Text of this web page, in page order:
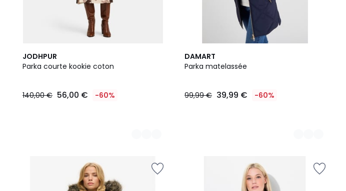
JODHPUR
Parka courte kookie coton
140,00 € 56,00 € -60%
2
Couleurs
DAMART
Parka matelassée
99,99 € 39,99 € -60%
2
Couleurs